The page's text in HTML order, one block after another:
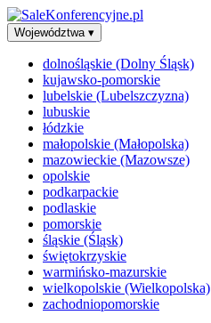
Województwa ▾
dolnośląskie (Dolny Śląsk)
kujawsko-pomorskie
lubelskie (Lubelszczyzna)
lubuskie
łódzkie
małopolskie (Małopolska)
mazowieckie (Mazowsze)
opolskie
podkarpackie
podlaskie
pomorskie
śląskie (Śląsk)
świętokrzyskie
warmińsko-mazurskie
wielkopolskie (Wielkopolska)
zachodniopomorskie